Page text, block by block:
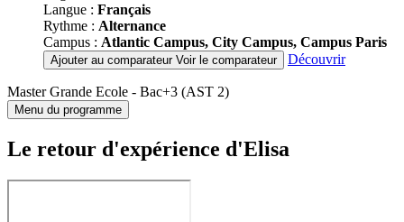
Langue : Français
Rythme : Alternance
Campus : Atlantic Campus, City Campus, Campus Paris
Ajouter au comparateur Voir le comparateur Découvrir
Master Grande Ecole - Bac+3 (AST 2)
Menu du programme
Le retour d'expérience d'Elisa